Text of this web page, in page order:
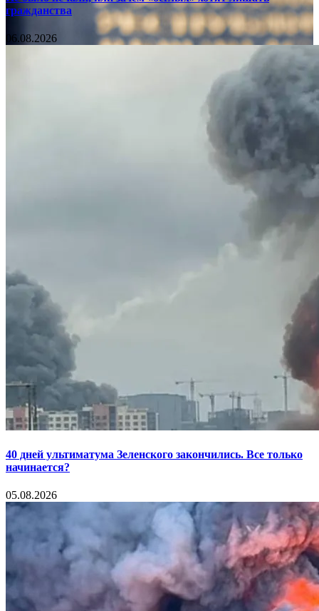
гражданства
06.08.2026
40 дней ультиматума Зеленского закончились. Все только
начинается?
05.08.2026